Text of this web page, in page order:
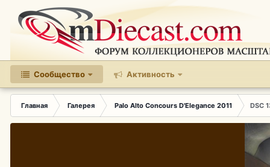
Сообщество Активность
Главная Галерея Palo Alto Concours D'Elegance 2011 DSC